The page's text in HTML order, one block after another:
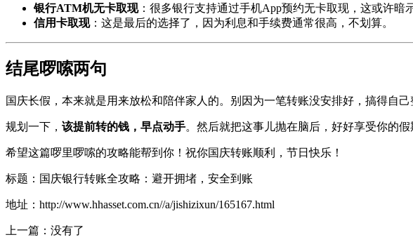
银行ATM机无卡取现：很多银行支持通过手机App预约无卡取现，这或许暗
信用卡取现：这是最后的选择了，因为利息和手续费通常很高，不划算。
结尾啰嗦两句
国庆长假，本来就是用来放松和陪伴家人的。别因为一笔转账没安排好，搞得自己
规划一下， 该提前转的钱，早点动手。然后就把这事儿抛在脑后，好好享受你的
希望这篇啰里啰嗦的攻略能帮到你！祝你国庆转账顺利，节日快乐！
标题：国庆银行转账全攻略：避开拥堵，安全到账
地址：http://www.hhasset.com.cn//a/jishizixun/165167.html
上一篇：没有了